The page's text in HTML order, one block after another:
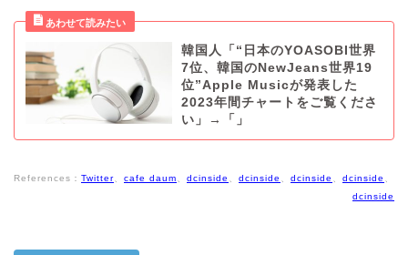
韓国人「“日本のYOASOBI世界
7位、韓国のNewJeans世界19
位”Apple Musicが発表した
2023年間チャートをご覧くださ
い」→「」
References： Twitter cafe daum dcinside dcinside dcinside dcinside
dcinside